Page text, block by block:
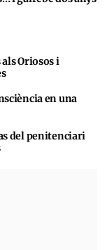
Oriosos i
en una
del penitenciari